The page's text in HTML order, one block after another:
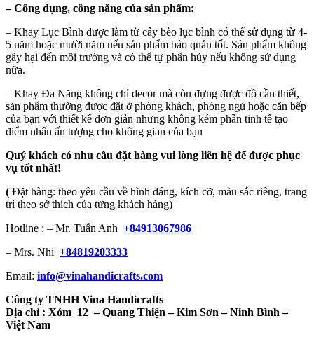
–Công dụng, công năng của sản phẩm:
– Khay Lục Bình được làm từ cây bèo lục bình có thể sử dụng từ 4-
5 năm hoặc mười năm nếu sản phẩm bảo quản tốt. Sản phẩm không
gây hại đến môi trường và có thể tự phân hủy nếu không sử dụng
nữa.
– Khay Đa Năng không chỉ decor mà còn đựng được đồ cần thiết,
sản phẩm thường được đặt ở phòng khách, phòng ngủ hoặc căn bếp
của bạn với thiết kế đơn giản nhưng không kém phần tinh tế tạo
điểm nhấn ấn tượng cho không gian của bạn
Quý khách có nhu cầu đặt hàng vui lòng liên hệ để được phục
vụ tốt nhất!
( Đặt hàng: theo yêu cầu về hình dáng, kích cỡ, màu sắc riêng, trang
trí theo sở thích của từng khách hàng)
Hotline : – Mr. Tuấn Anh +84913067986
– Mrs. Nhi +84819203333
Email: info@vinahandicrafts.com
Công ty TNHH Vina Handicrafts
Địa chỉ : Xóm 12 – Quang Thiện – Kim Sơn – Ninh Bình –
Việt Nam